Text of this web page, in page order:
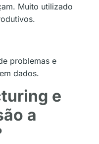
Muito utilizado
problemas e
dados.
e
a